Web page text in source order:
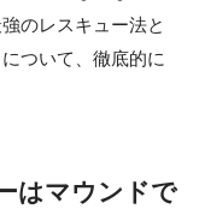
のレスキュー法と
について、徹底的に
はマウンドで